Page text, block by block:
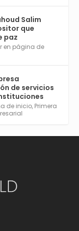
·
capital o
de las
Smart Cities
de gran
a inscripción:
Salim
que
paz
en página de
de servicios
de inicio, Primera